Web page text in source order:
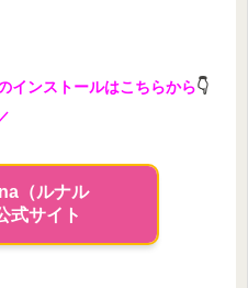
インストールはこちらから👇
（ルナル
式サイト